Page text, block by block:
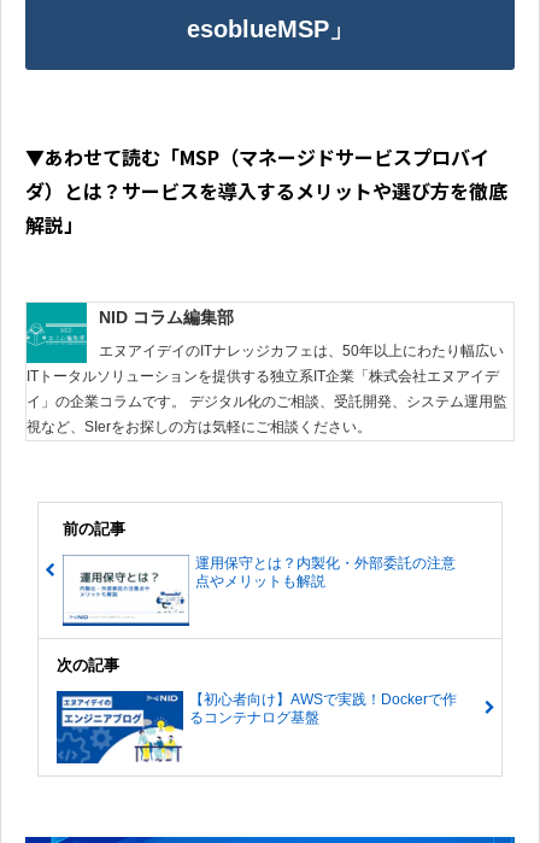
esoblueMSP」
▼あわせて読む「MSP（マネージドサービスプロバイ
ダ）とは？サービスを導入するメリットや選び方を徹底
解説」
NID コラム編集部
エヌアイデイのITナレッジカフェは、50年以上にわたり幅広い
ITトータルソリューションを提供する独立系IT企業「株式会社エヌアイデ
イ」の企業コラムです。 デジタル化のご相談、受託開発、システム運用監
視など、SIerをお探しの方は気軽にご相談ください。
前の記事
運用保守とは？内製化・外部委託の注意
点やメリットも解説
次の記事
【初心者向け】AWSで実践！Dockerで作
るコンテナログ基盤